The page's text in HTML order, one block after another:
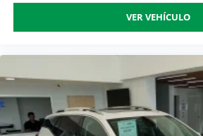
VER VEHÍCULO